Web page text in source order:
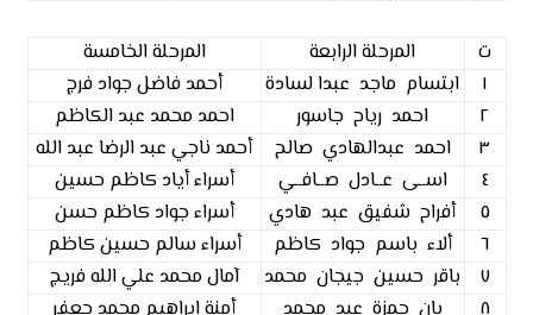
ت المرحلة الرابعة
المرحلة الخامسة
١
ابتسام ماجد عبدا لسادة
أحمد فاضل جواد فرج
٢
احمد رياح جاسور
احمد محمد عبد الكاظم
٣
احمد عبدالهادي صالح
أحمد ناجي عبد الرضا عبد الله
٤
اســى عــادل صــافــي
أسراء أياد كاظم حسين
٥
أفراح شفيق عبد هادي
أسراء جواد كاظم حسن
٦
ألاء باسم جواد كاظم
أسراء سالم حسين كاظم
٧
باقر حسين جيجان محمد
آمال محمد علي الله فريج